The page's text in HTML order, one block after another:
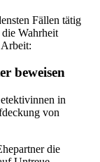
Fällen tätig
Wahrheit
beweisen
in
von
die